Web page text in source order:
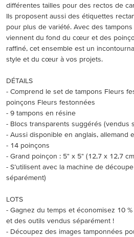
différentes tailles pour des rectos de
Ils proposent aussi des étiquettes
pour plus de variété. Avec des
viennent du fond du cœur et des
raffiné, cet ensemble est un
style et du cœur à vos projets.
DÉTAILS
- Comprend le set de tampons Fleurs
poinçons Fleurs festonnées
- 9 tampons en résine
- Blocs transparents suggérés (vendus
- Aussi disponible en anglais, allemand
- 14 poinçons
- Grand poinçon : 5" x 5" (12,7 x 12,7
- S’utilisent avec la machine de
séparément)
LOTS
- Gagnez du temps et économisez 10
et des outils vendus séparément !
- Découpez des images tamponnées